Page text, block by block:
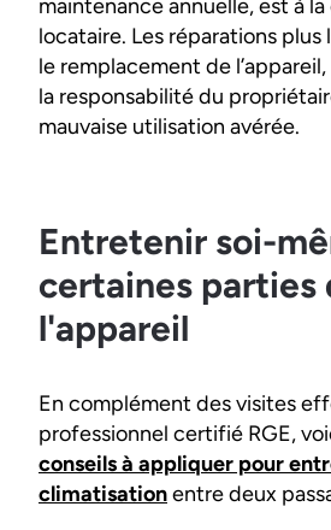
maintenance annuelle, est à
locataire. Les réparations plus
le remplacement de
la responsabilité du
mauvaise utilisation avérée.
Entretenir soi-
certaines parties
l'appareil
En complément des visites
professionnel certifié RGE,
conseils à appliquer pour
climatisationentre deux